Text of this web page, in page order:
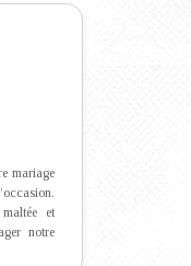
mariage
et
notre